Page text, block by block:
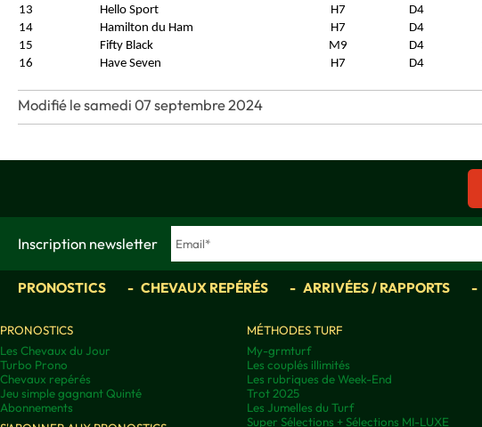
13
Hello Sport H7 D4
14
Hamilton du Ham H7 D4
15
Fifty Black M9 D4
16
Have Seven H7 D4
Modifié le samedi 07 septembre 2024
Inscription newsletter
PRONOSTICS CHEVAUX REPÉRÉS ARRIVÉES / RAPPORTS
PRONOSTICS
Les Chevaux du Jour
Turbo Prono
Chevaux repérés
Jeu simple gagnant Quinté
Abonnements
MÉTHODES TURF
My-grmturf
Les couplés illimités
Les rubriques de Week-End
Trot 2025
Les Jumelles du Turf
Super Sélections + Sélections MI-LUXE